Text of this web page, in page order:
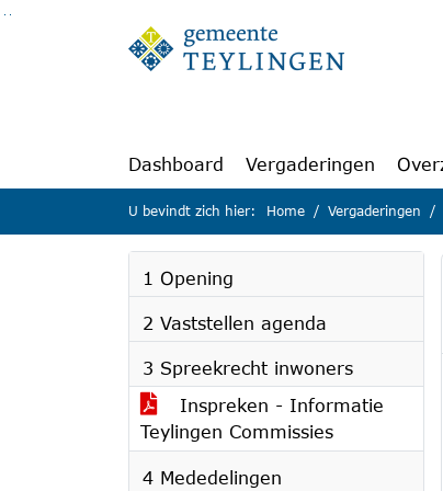
Ga naar de inhoud van deze pagina
Ga naar het zoeken
Ga naar het menu
Dashboard Vergaderingen
U bevindt zich hier: Home Vergaderingen
1 Opening
2 Vaststellen agenda
3 Spreekrecht inwoners
Inspreken - Informatie
Teylingen Commissies
4 Mededelingen